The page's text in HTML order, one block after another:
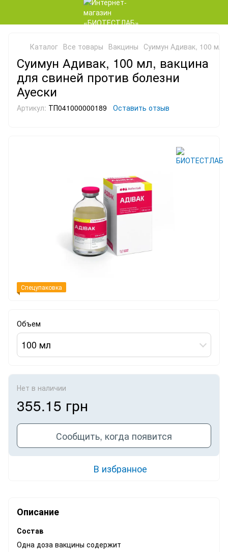
Каталог Все товары Вакцины Суимун Адивак, 100 мл,
Суимун Адивак, 100 мл, вакцина
для свиней против болезни
Ауески
Артикул: ТП041000000189 Оставить отзыв
Спецупаковка
Объем
100 мл
Нет в наличии
355.15 грн
Сообщить, когда появится
В избранное
Описание
Состав
Одна доза вакцины содержит